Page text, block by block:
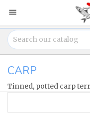

CARP
Tinned, potted carp